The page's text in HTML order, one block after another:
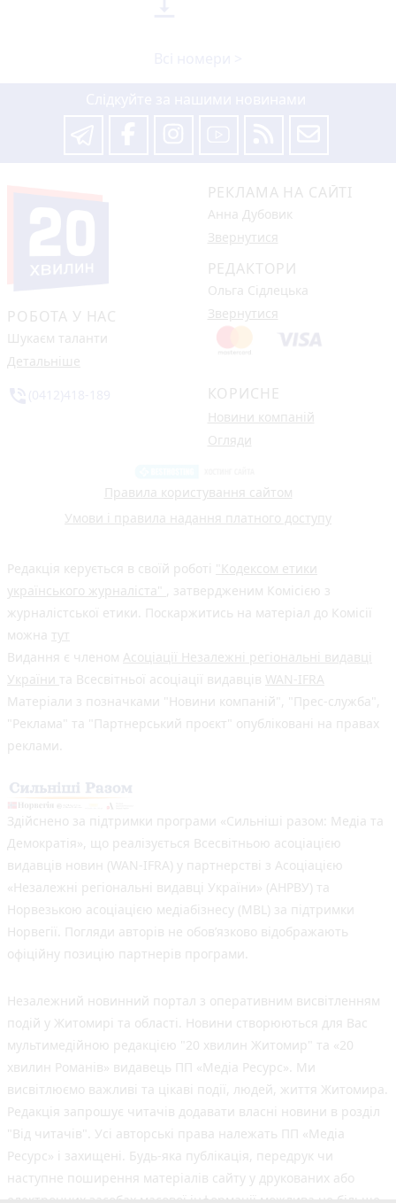
РОБОТА У НАС
Шукаєм таланти
Детальніше
РЕКЛАМА НА САЙТІ
Анна Дубовик
Звернутися
РЕДАКТОРИ
Ольга Сідлецька
Звернутися
КОРИСНЕ
Новини компаній
Огляди
Правила користування сайтом
Умови і правила надання платного доступу
Редакція керується в своїй роботі "Кодексом етики
українського журналіста" , затвердженим Комісією з
журналістської етики. Поскаржитись на матеріал до Комісії
можна тут
Видання є членом Асоціації Незалежні регіональні видавці
України та Всесвітньої асоціації видавців WAN-IFRA
Матеріали з позначками "Новини компаній", "Прес-служба",
"Реклама" та "Партнерський проєкт" опубліковані на правах
реклами.
Здійснено за підтримки програми «Сильніші разом: Медіа та
Демократія», що реалізується Всесвітньою асоціацією
видавців новин (WAN-IFRA) у партнерстві з Асоціацією
«Незалежні регіональні видавці України» (АНРВУ) та
Норвезькою асоціацією медіабізнесу (MBL) за підтримки
Норвегії. Погляди авторів не обов’язково відображають
офіційну позицію партнерів програми.
Незалежний новинний портал з оперативним висвітленням
подій у Житомирі та області. Новини створюються для Вас
мультимедійною редакцією "20 хвилин Житомир" та «20
хвилин Романів» видавець ПП «Медіа Ресурс». Ми
висвітлюємо важливі та цікаві події, людей, життя Житомира.
Редакція запрошує читачів додавати власні новини в розділ
"Від читачів". Усі авторські права належать ПП «Медіа
Ресурс» і захищені. Будь-яка публiкацiя, передрук чи
наступне поширення матеріалів сайту у друкованих або